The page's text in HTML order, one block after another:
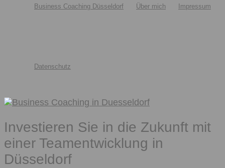
Business Coaching Düsseldorf Über mich Impressum
Datenschutz
Investieren Sie in die Zukunft mit
einer Teamentwicklung in
Düsseldorf